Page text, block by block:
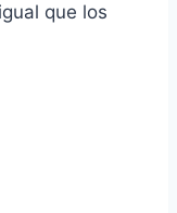
que los